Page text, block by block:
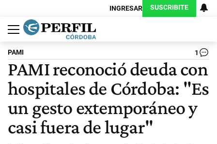
INGRESAR SUSCRIBITE
Política
Economía
Judiciales
Sociedad
Cultura
Espectáculos
Deportes
Protagonistas
PAMI 1
PAMI reconoció deuda con
hospitales de Córdoba: "Es
un gesto extemporáneo y
casi fuera de lugar"